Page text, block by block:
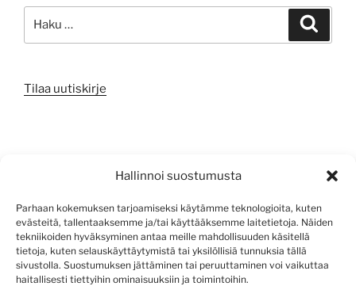
Hallinnoi suostumusta
Parhaan kokemuksen tarjoamiseksi käytämme teknologioita, kuten
evästeitä, tallentaaksemme ja/tai käyttääksemme laitetietoja. Näiden
tekniikoiden hyväksyminen antaa meille mahdollisuuden käsitellä
tietoja, kuten selauskäyttäytymistä tai yksilöllisiä tunnuksia tällä
sivustolla. Suostumuksen jättäminen tai peruuttaminen voi vaikuttaa
haitallisesti tiettyihin ominaisuuksiin ja toimintoihin.
Tilaa uutiskirje
Sisältösyöte
Kommenttisyöte